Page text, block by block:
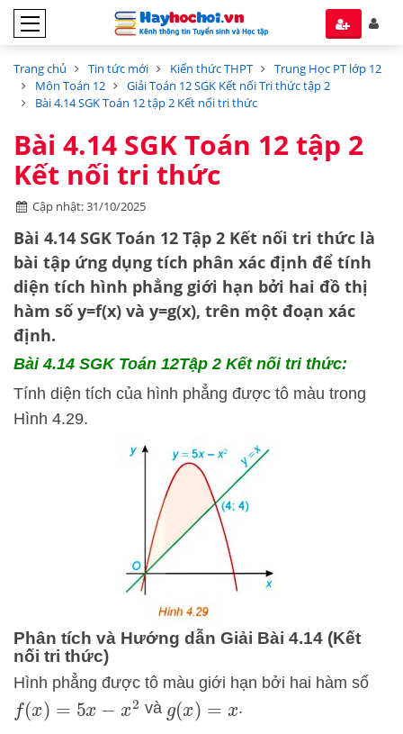
Trang chủ Tin tức mới Kiến thức THPT
Trung Học PT lớp 12
Môn Toán 12
Giải Toán 12 SGK Kết nối Tri thức tập 2
Bài 4.14 SGK Toán 12 tập 2 Kết nối tri thức
Bài 4.14 SGK Toán 12 tập 2
Kết nối tri thức
Cập nhật: 31/10/2025
Bài 4.14 SGK Toán 12 Tập 2 Kết nối tri thức là
bài tập ứng dụng tích phân xác định để tính
diện tích hình phẳng giới hạn bởi hai đồ thị
hàm số y=f(x) và y=g(x), trên một đoạn xác
định.
Bài 4.14 SGKToán 12Tập 2 Kết nối tri thức:
Tính diện tích của hình phẳng được tô màu trong
Hình 4.29.
Phân tích và Hướng dẫn Giải Bài 4.14 (Kết
nối tri thức)
Hình phẳng được tô màu giới hạn bởi hai hàm số
f(x)= 5x −x2 và g(x)=x .